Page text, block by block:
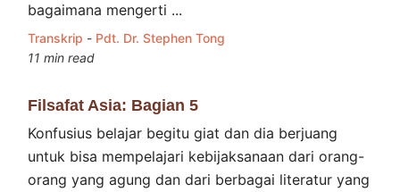
bagaimana mengerti ...
Transkrip - Pdt. Dr. Stephen Tong
11 min read
Filsafat Asia: Bagian 5
Konfusius belajar begitu giat dan dia berjuang
untuk bisa mempelajari kebijaksanaan dari orang-
orang yang agung dan dari berbagai literatur yang